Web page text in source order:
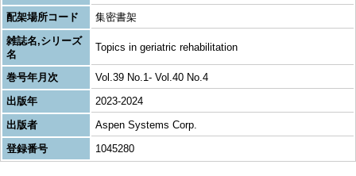
配架場所コード
集密書架
雑誌名,シリーズ
名
Topics in geriatric rehabilitation
巻号年月次
Vol.39 No.1- Vol.40 No.4
出版年
2023-2024
出版者
Aspen Systems Corp.
登録番号
1045280